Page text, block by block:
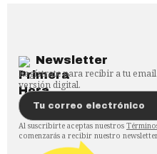
Newsletter
Regístrate para recibir a tu
versión digital.
Al suscribirte aceptas nuestros
comenzarás a recibir nuestro